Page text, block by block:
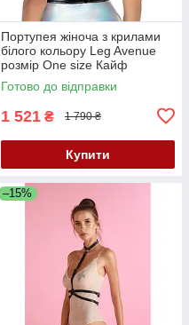
Портупея жіноча з крилами
білого кольору Leg Avenue
розмір Оne size Кайф
Готово до відправки
1 521 ₴ 1 790 ₴
Купити
–15%